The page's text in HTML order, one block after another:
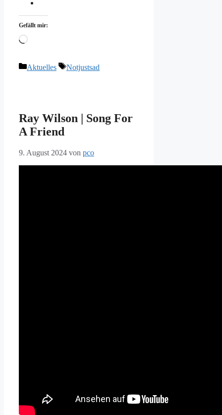
Gefällt mir:
Wird
Kategorien
Aktuelles Schlagwörter
Notjustsad
Ray Wilson | Song For
A Friend
9. August 2024 von pco